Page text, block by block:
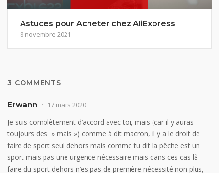
Astuces pour Acheter chez AliExpress
8 novembre 2021
3 COMMENTS
Erwann 17 mars 2020
Je suis complètement d’accord avec toi, mais (car il y auras
toujours des » mais ») comme à dit macron, il y a le droit de
faire de sport seul dehors mais comme tu dit la pêche est un
sport mais pas une urgence nécessaire mais dans ces cas là
faire du sport dehors n’es pas de première nécessité non plus,